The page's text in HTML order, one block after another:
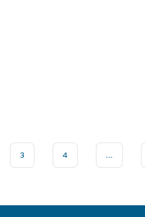
3 4 ...